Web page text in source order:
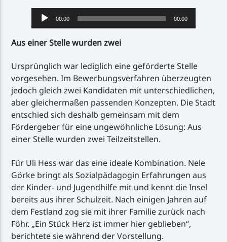
Audio-
Player
00:00 00:00
Aus einer Stelle wurden zwei
Ursprünglich war lediglich eine geförderte Stelle
vorgesehen. Im Bewerbungsverfahren überzeugten
jedoch gleich zwei Kandidaten mit unterschiedlichen,
aber gleichermaßen passenden Konzepten. Die Stadt
entschied sich deshalb gemeinsam mit dem
Fördergeber für eine ungewöhnliche Lösung: Aus
einer Stelle wurden zwei Teilzeitstellen.
Für Uli Hess war das eine ideale Kombination. Nele
Görke bringt als Sozialpädagogin Erfahrungen aus
der Kinder- und Jugendhilfe mit und kennt die Insel
bereits aus ihrer Schulzeit. Nach einigen Jahren auf
dem Festland zog sie mit ihrer Familie zurück nach
Föhr. „Ein Stück Herz ist immer hier geblieben“,
berichtete sie während der Vorstellung.